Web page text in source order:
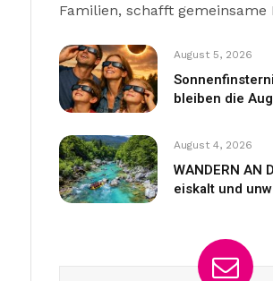
Familien, schafft gemeinsame
August 5, 2026
bleiben die
August 4, 2026
WANDERN AN
eiskalt und